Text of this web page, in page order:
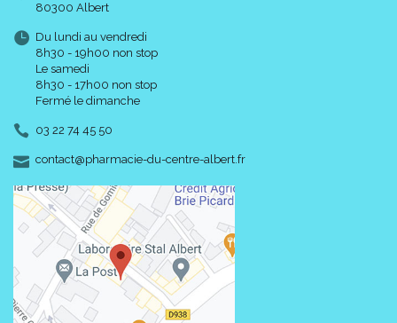
80300 Albert
Du lundi au vendredi
8h30 - 19h00 non stop
Le samedi
8h30 - 17h00 non stop
Fermé le dimanche
03 22 74 45 50
contact-
@-
pharmacie-du-centre-albert.fr